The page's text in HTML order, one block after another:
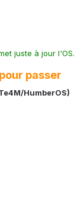
juste à jour l'OS.
passer
/HumberOS)